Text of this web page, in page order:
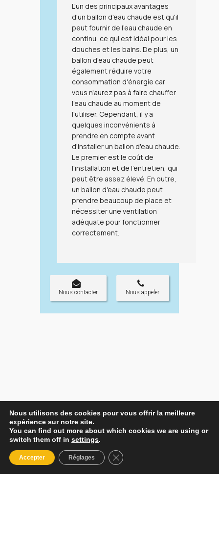
L'un des principaux avantages
d'un ballon d'eau chaude est qu'il
peut fournir de l'eau chaude en
continu, ce qui est idéal pour les
douches et les bains. De plus, un
ballon d'eau chaude peut
également réduire votre
consommation d'énergie car
vous n'aurez pas à faire chauffer
l'eau chaude au moment de
l'utiliser. Cependant, il y a
quelques inconvénients à
prendre en compte avant
d'installer un ballon d'eau chaude.
Le premier est le coût de
l'installation et de l'entretien, qui
peut être assez élevé. En outre,
un ballon d'eau chaude peut
prendre beaucoup de place et
nécessiter une ventilation
adéquate pour fonctionner
correctement.
Nous contacter Nous appeler
Nous utilisons des cookies pour vous offrir la meilleure
expérience sur notre site.
You can find out more about which cookies we are using or
switch them off in settings.
Accepter Réglages Fermer la bannière des cookies